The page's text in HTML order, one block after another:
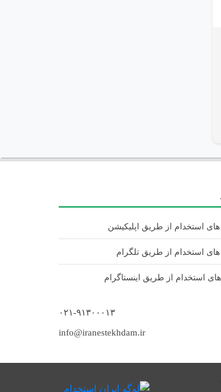
استخدام از طریق اپلیکیشن
استخدام از طریق تلگرام
استخدام از طریق اینستاگرام
۰۲۱-۹۱۳۰۰۰۱۳
info@iranestekhdam.ir